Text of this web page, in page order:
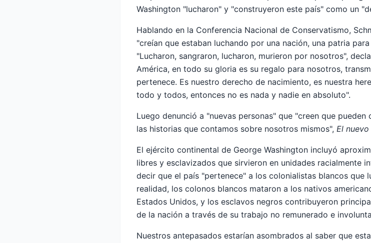
Washington "lucharon" y "construyeron este país" como un
Hablando en la Conferencia Nacional de Conservatismo,
"creían que estaban luchando por una nación, una patria
"Lucharon, sangraron, lucharon, murieron por nosotros",
América, en todo su gloria es su regalo para nosotros,
pertenece. Es nuestro derecho de nacimiento, es nuestra
todo y todos, entonces no es nada y nadie en absoluto".
Luego denunció a "nuevas personas" que "creen que
las historias que contamos sobre nosotros mismos", El
El ejército continental de George Washington incluyó
libres y esclavizados que sirvieron en unidades racialmente
decir que el país "pertenece" a los colonialistas blancos que
realidad, los colonos blancos mataron a los nativos
Estados Unidos, y los esclavos negros contribuyeron
de la nación a través de su trabajo no remunerado e
Nuestros antepasados ​​estarían asombrados al saber que